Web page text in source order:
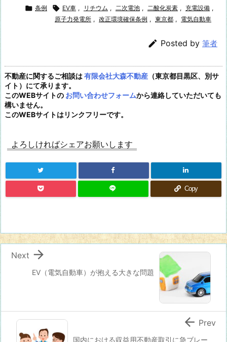
 条例  EV車 , リチウム , 二次電池 , 二酸化炭素 , 充電設備 ,
原子力発電所 , 改正環境確保条例 , 東京都 , 電気自動車
 Posted by 筆者
不動産に関するご相談は有限会社大森不動産 （東京都目黒区、別サ
イト）にて承ります。
このWEBサイトの お問い合わせフォームから連絡していただいても
構いません。
このWEBサイトはリンクフリーです。
よろしければシェアお願いします
Copy
EV（電気自動車）が抱える大きな問題

Next
国内における収益用不動産取引に急ブレー
 Prev